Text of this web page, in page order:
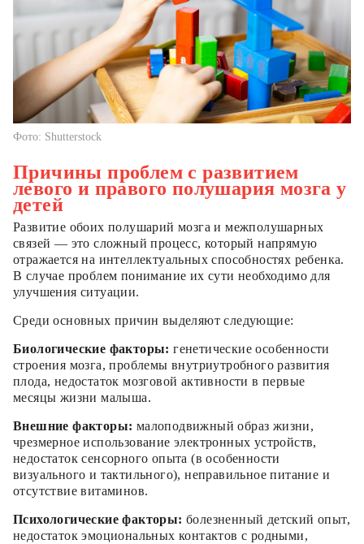
Фото: Shutterstock
Причины проблем с развитием
левого и правого полушария мозга у
детей
Развитие обоих полушарий мозга и межполушарных
связей — это сложный процесс, который напрямую
отражается на интеллектуальных способностях ребенка.
В случае проблем понимание их сути необходимо для
улучшения ситуации.
Среди основных причин выделяют следующие:
Биологические факторы: генетические особенности
строения мозга, проблемы внутриутробного развития
плода, недостаток мозговой активности в первые
месяцы жизни малыша.
Внешние факторы: малоподвижный образ жизни,
чрезмерное использование электронных устройств,
недостаток сенсорного опыта (в особенности
визуального и тактильного), неправильное питание и
отсутствие витаминов.
Психологические факторы: болезненный детский опыт,
недостаток эмоциональных контактов с родными,